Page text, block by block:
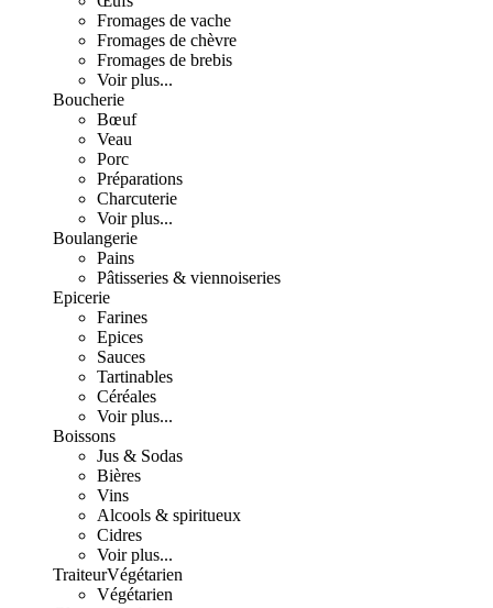
Fromages de vache
Fromages de chèvre
Fromages de brebis
Voir plus...
Boucherie
Bœuf
Veau
Porc
Préparations
Charcuterie
Voir plus...
Boulangerie
Pains
Pâtisseries & viennoiseries
Epicerie
Farines
Epices
Sauces
Tartinables
Céréales
Voir plus...
Boissons
Jus & Sodas
Bières
Vins
Alcools & spiritueux
Cidres
Voir plus...
TraiteurVégétarien
Végétarien